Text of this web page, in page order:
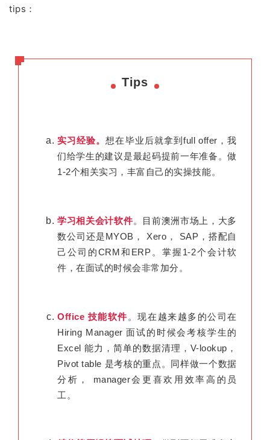
tips：
Tips
实习经验。想在毕业后就拿到full offer，我
们给学生的建议是最起码提前一年准备。做
1-2个相关实习，丰富自己的实操技能。
学习相关会计软件。目前澳洲市场上，大多
数公司还是MYOB， Xero， SAP，搭配自
己公司的CRM和ERP。掌握1-2个会计软
件，在面试的时候会非常加分。
Office 技能软件。现在越来越多的公司在
Hiring Manager 面试的时候会考核学生的
Excel 能力，简单的数据清理，V-lookup，
Pivot table 是考核的重点。同样做一个数据
分析， manager会更喜欢用效率高的员
工。